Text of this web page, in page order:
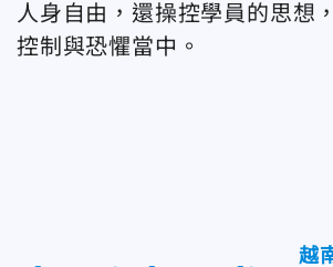
人身自由，還操控學員的思想
控制與恐懼當中。
越